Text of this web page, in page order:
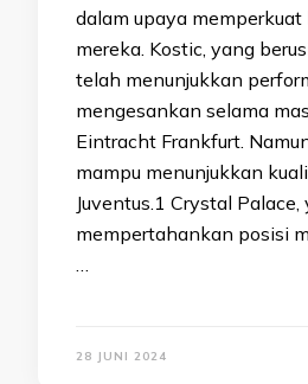
dalam upaya
mereka. Kostic, yang
telah menunjukkan
mengesankan selama
Eintracht Frankfurt.
mampu menunjukkan
Juventus.1 Crystal Palace,
mempertahankan posisi
…
28 JUNI 2024